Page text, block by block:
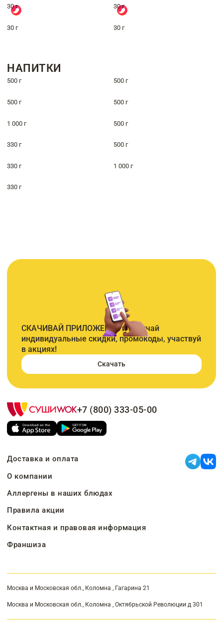
30 г 30 г
30 г 30 г
НАПИТКИ
500 г 500 г
500 г 500 г
1 000 г 500 г
330 г 500 г
330 г 1 000 г
330 г
СКАЧИВАЙ ПРИЛОЖЕНИЕ и получай
индивидуальные скидки, промокоды, участвуй
в акциях!
Скачать
+7 (800) 333-05-00
Доставка и оплата
О компании
Аллергены в наших блюдах
Правила акции
Контактная и правовая информация
Франшиза
Москва и Московская обл., Коломна , Гагарина 21
Москва и Московская обл., Коломна , Октябрьской Революции д 301